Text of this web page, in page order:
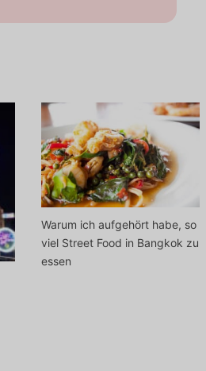
Warum ich aufgehört habe, so
viel Street Food in Bangkok zu
essen